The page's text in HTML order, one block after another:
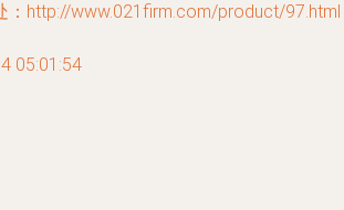
：http://www.021firm.com/product/97.html
05:01:54